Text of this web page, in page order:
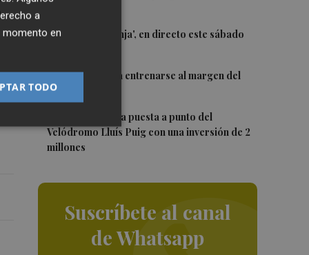
3 El 'Trofeu Taronja', en directo este sábado
4Almeida vuelve a entrenarse al margen del
grupo
València ultima la puesta a punto del
Velódromo Lluís Puig con una inversión de 2
millones
Suscríbete al canal
de Whatsapp
a
momento en
TODO